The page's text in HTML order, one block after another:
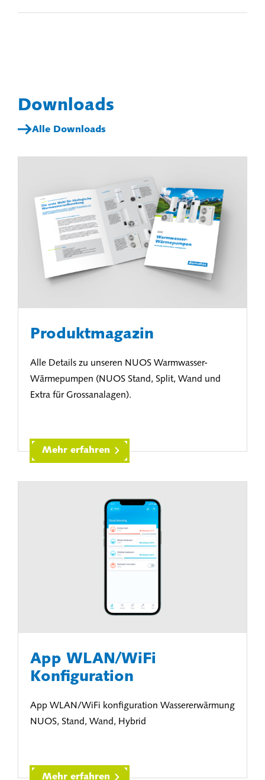
Downloads
Alle Downloads
Produktmagazin
Alle Details zu unseren NUOS Warmwasser-
Wärmepumpen (NUOS Stand, Split, Wand und
Extra für Grossanalagen).
Mehr erfahren
App WLAN/WiFi
Konfiguration
App WLAN/WiFi konfiguration Wassererwärmung
NUOS, Stand, Wand, Hybrid
Mehr erfahren